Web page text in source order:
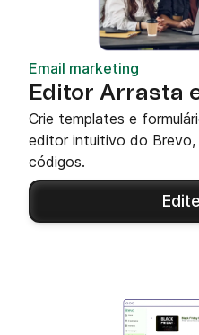
Email marketing
Editor Arrasta
Crie templates e
editor intuitivo do Brevo,
códigos.